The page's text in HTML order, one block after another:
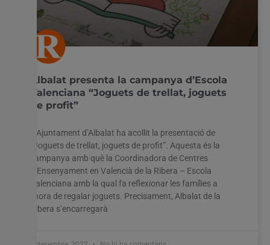
Albalat presenta la campanya d’Escola
Valenciana “Joguets de trellat, joguets
de profit”
L’Ajuntament d’Albalat ha acollit la presentació de
“Joguets de trellat, joguets de profit”. Aquesta és la
campanya amb què la Coordinadora de Centres
d’Ensenyament en Valencià de la Ribera – Escola
Valenciana amb la qual fa reflexionar les famílies a
l’hora de regalar joguets. Precisament, Albalat de la
Ribera s’encarregarà